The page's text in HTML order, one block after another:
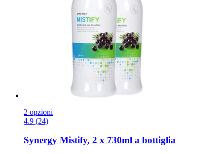
2 opzioni
4.9 (24)
Synergy Mistify, 2 x 730ml a bottiglia